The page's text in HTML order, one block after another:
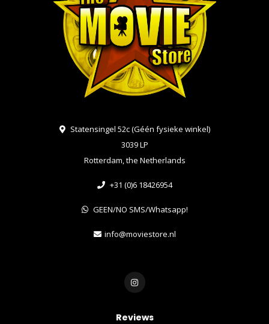
Statensingel 52c (Géén fysieke winkel)
3039 LP
Rotterdam, the Netherlands
+31 (0)6 18426954
GEEN/NO SMS/Whatsapp!
info@moviestore.nl
Reviews